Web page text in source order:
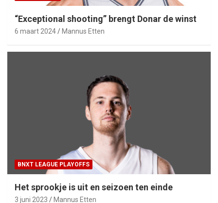
“Exceptional shooting” brengt Donar de winst
6 maart 2024 Mannus Etten
BNXT LEAGUE PLAYOFFS
Het sprookje is uit en seizoen ten einde
3 juni 2023 Mannus Etten